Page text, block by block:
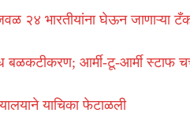
२४ भारतीयांना घेऊन जाणाऱ्या
बळकटीकरण; आर्मी-टू-आर्मी स्टाफ
याचिका फेटाळली